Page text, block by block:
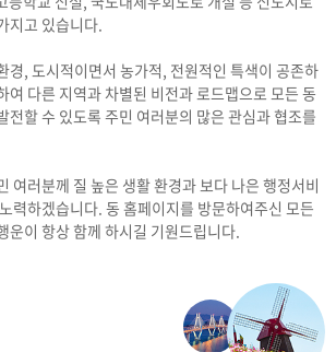
지고 있습니다.
경, 도시적이면서 농가적, 전원적인 특색이 공존하
여 다른 지역과 차별된 비전과 로드맵으로 모든 동
전할 수 있도록 주민 여러분의 많은 관심과 협조를
여러분께 질 높은 생활 환경과 보다 나은 행정서비
력하겠습니다. 동 홈페이지를 방문하여주신 모든
운이 항상 함께 하시길 기원드립니다.